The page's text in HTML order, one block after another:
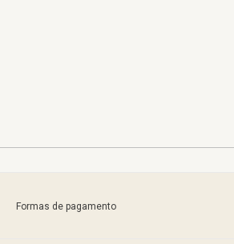
Formas de pagamento